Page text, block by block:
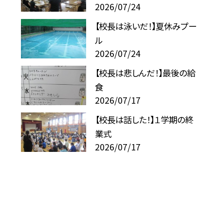
2026/07/24
【校長は泳いだ！】夏休みプー
ル
2026/07/24
【校長は悲しんだ！】最後の給
食
2026/07/17
【校長は話した！】１学期の終
業式
2026/07/17